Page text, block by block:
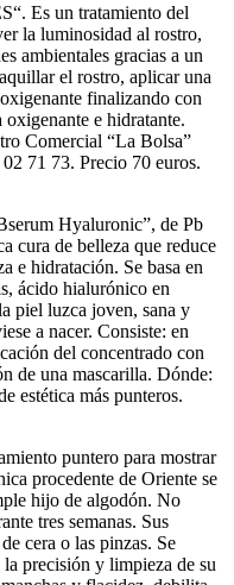
Es un tratamiento del
la luminosidad al rostro,
ambientales gracias a un
el rostro, aplicar una
finalizando con
e hidratante.
Comercial “La Bolsa”
71 73. Precio 70 euros.
Hyaluronic”, de Pb
cura de belleza que reduce
e hidratación. Se basa en
ácido hialurónico en
piel luzca joven, sana y
a nacer. Consiste: en
del concentrado con
de una mascarilla. Dónde:
estética más punteros.
puntero para mostrar
procedente de Oriente se
hijo de algodón. No
tres semanas. Sus
cera o las pinzas. Se
la precisión y limpieza de su